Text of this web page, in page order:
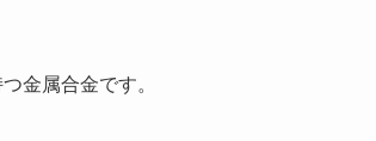
金属合金です。